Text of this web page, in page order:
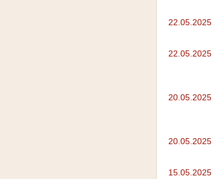
22.05.2025
22.05.2025
20.05.2025
20.05.2025
15.05.2025